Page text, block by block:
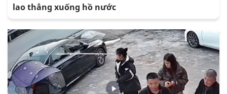
lao thẳng xuống hồ nước